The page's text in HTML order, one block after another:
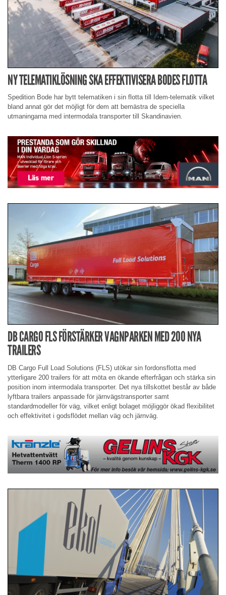
NY TELEMATIKLÖSNING SKA EFFEKTIVISERA BODES FLOTTA
Spedition Bode har bytt telematiken i sin flotta till Idem-telematik vilket
bland annat gör det möjligt för dem att bemästra de speciella
utmaningarna med intermodala transporter till Skandinavien.
DB CARGO FLS FÖRSTÄRKER VAGNPARKEN MED 200 NYA
TRAILERS
DB Cargo Full Load Solutions (FLS) utökar sin fordonsflotta med
ytterligare 200 trailers för att möta en ökande efterfrågan och stärka sin
position inom intermodala transporter. Det nya tillskottet består av både
lyftbara trailers anpassade för järnvägstransporter samt
standardmodeller för väg, vilket enligt bolaget möjliggör ökad flexibilitet
och effektivitet i godsflödet mellan väg och järnväg.